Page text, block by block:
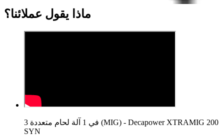
ماذا يقول عملائنا؟
3 في 1 آلة لحام متعددة (MIG) - Decapower XTRAMIG 200
SYN